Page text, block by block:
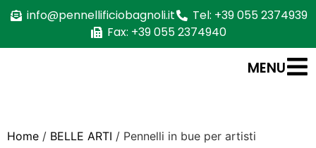
info@pennellificiobagnoli.it
Tel: +39 055 2374939
Fax: +39 055 2374940
MENU
Home / BELLE ARTI / Pennelli in bue per artisti